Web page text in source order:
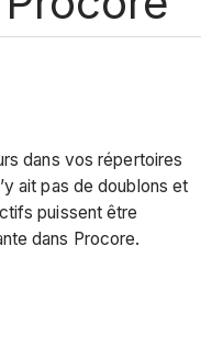
dans vos répertoires
ait pas de doublons et
puissent être
dans Procore.